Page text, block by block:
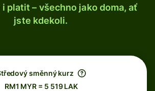
platit – všechno jako doma, ať
jste kdekoli.
směnný kurz
RM1 MYR = 5 519 LAK